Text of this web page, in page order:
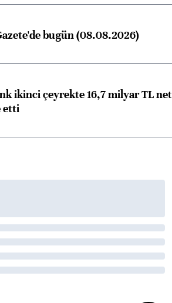
bugün (08.08.2026)
ikinci çeyrekte 16,7 milyar TL net
etti